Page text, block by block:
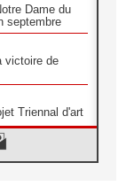
Dame du
septembre
victoire de
Triennal d'art
aux religieuses